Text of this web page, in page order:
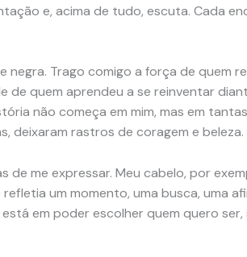
e, acima de tudo, escuta. Cada
Trago comigo a força de quem
de quem aprendeu a se reinventar
não começa em mim, mas em
deixaram rastros de coragem e beleza.
me expressar. Meu cabelo, por
um momento, uma busca, uma
em poder escolher quem quero ser,